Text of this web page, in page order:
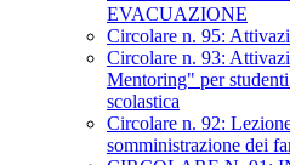
EVACUAZIONE
Circolare n. 95:
Circolare n. 93:
Mentoring" per
scolastica
Circolare n. 92:
somministrazione dei